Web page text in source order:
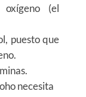
(el
puesto que
necesita